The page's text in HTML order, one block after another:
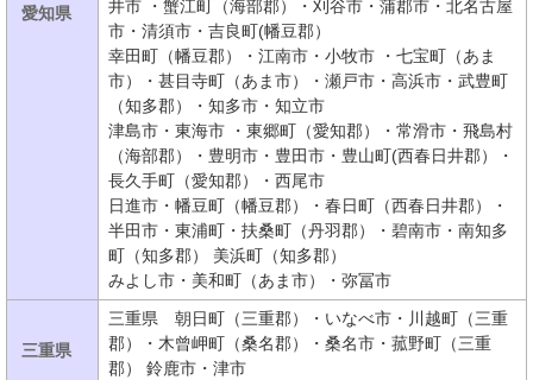
愛知県
井市 ・蟹江町（海部郡）・刈谷市・蒲郡市・北名古屋
市・清須市・吉良町(幡豆郡）
幸田町（幡豆郡）・江南市・小牧市 ・七宝町（あま
市）・甚目寺町（あま市）・瀬戸市・高浜市・武豊町
（知多郡）・知多市・知立市
津島市・東海市 ・東郷町（愛知郡）・常滑市・飛島村
（海部郡）・豊明市・豊田市・豊山町(西春日井郡）・
長久手町（愛知郡）・西尾市
日進市・幡豆町（幡豆郡）・春日町（西春日井郡）・
半田市・東浦町・扶桑町（丹羽郡）・碧南市・南知多
町（知多郡） 美浜町（知多郡）
みよし市・美和町（あま市）・弥冨市
三重県
三重県 朝日町（三重郡）・いなべ市・川越町（三重
郡）・木曾岬町（桑名郡）・桑名市・菰野町（三重
郡） 鈴鹿市・津市